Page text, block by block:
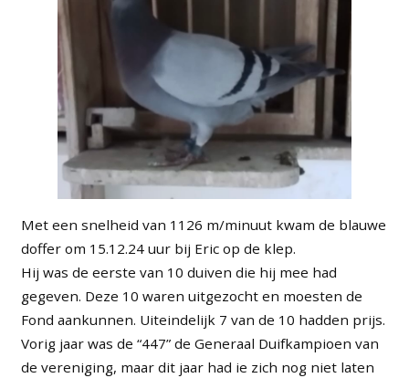
Met een snelheid van 1126 m/minuut kwam de blauwe
doffer om 15.12.24 uur bij Eric op de klep.
Hij was de eerste van 10 duiven die hij mee had
gegeven. Deze 10 waren uitgezocht en moesten de
Fond aankunnen. Uiteindelijk 7 van de 10 hadden prijs.
Vorig jaar was de “447” de Generaal Duifkampioen van
de vereniging, maar dit jaar had ie zich nog niet laten